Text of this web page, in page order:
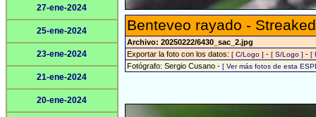
27-ene-2024
25-ene-2024
23-ene-2024
21-ene-2024
20-ene-2024
Benteveo rayado -
Archivo: 20250222/6430_sac_2.jpg
Exportar la foto con los datos: [ C/Logo ] - [ S/Logo ] - [
Fotógrafo: Sergio Cusano - [ Ver más fotos de esta